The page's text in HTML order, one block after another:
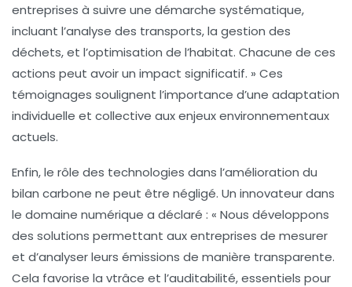
entreprises à suivre une démarche systématique,
incluant l’analyse des transports, la gestion des
déchets, et l’optimisation de l’habitat. Chacune de ces
actions peut avoir un impact significatif. » Ces
témoignages soulignent l’importance d’une adaptation
individuelle et collective aux enjeux environnementaux
actuels.
Enfin, le rôle des technologies dans l’amélioration du
bilan carbone ne peut être négligé. Un innovateur dans
le domaine numérique a déclaré : « Nous développons
des solutions permettant aux entreprises de mesurer
et d’analyser leurs émissions de manière transparente.
Cela favorise la vtrâce et l’auditabilité, essentiels pour